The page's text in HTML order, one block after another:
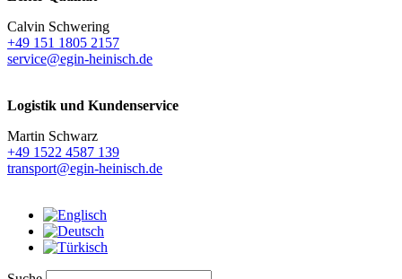
Calvin Schwering
+49 151 1805 2157
service@egin-heinisch.de
Logistik und Kundenservice
Martin Schwarz
+49 1522 4587 139
transport@egin-heinisch.de